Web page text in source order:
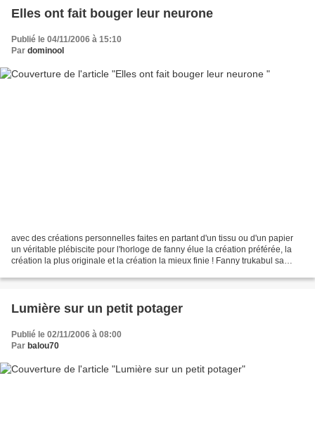
Elles ont fait bouger leur neurone
Publié le 04/11/2006 à 15:10
Par dominool
avec des créations personnelles faites en partant d'un tissu ou d'un papier
un véritable plébiscite pour l'horloge de fanny élue la création préférée, la
création la plus originale et la création la mieux finie ! Fanny trukabul sa
Lumière sur un petit potager
Publié le 02/11/2006 à 08:00
Par balou70